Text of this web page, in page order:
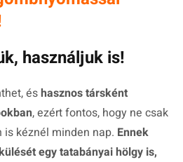
használjuk is!
éshasznos társként
, ezért fontos, hogy ne csak
kéznél minden nap. Ennek
egy tatabányai hölgy is,